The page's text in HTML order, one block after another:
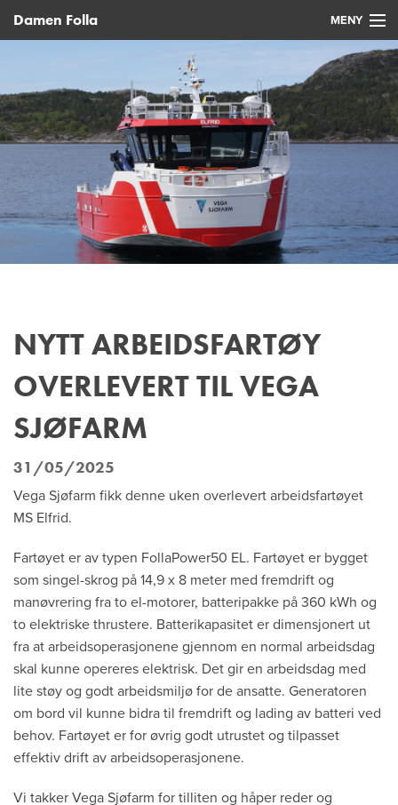
Damen Folla MENY
Nye fartøy
Brukte fartøy
Service
Nyheter
NYTT ARBEIDSFARTØY
OVERLEVERT TIL VEGA
SJØFARM
31/05/2025
Vega Sjøfarm fikk denne uken overlevert arbeidsfartøyet
MS Elfrid.
Fartøyet er av typen FollaPower50 EL. Fartøyet er bygget
som singel-skrog på 14,9 x 8 meter med fremdrift og
manøvrering fra to el-motorer, batteripakke på 360 kWh og
to elektriske thrustere. Batterikapasitet er dimensjonert ut
fra at arbeidsoperasjonene gjennom en normal arbeidsdag
skal kunne opereres elektrisk. Det gir en arbeidsdag med
lite støy og godt arbeidsmiljø for de ansatte. Generatoren
om bord vil kunne bidra til fremdrift og lading av batteri ved
behov. Fartøyet er for øvrig godt utrustet og tilpasset
effektiv drift av arbeidsoperasjonene.
Vi takker Vega Sjøfarm for tilliten og håper reder og